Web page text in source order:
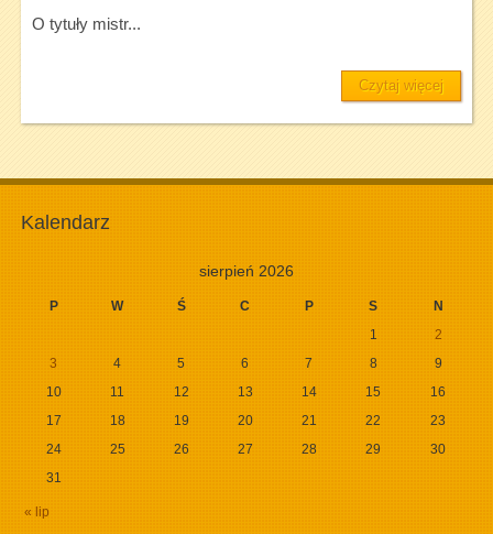
O tytuły mistr...
Czytaj więcej
Kalendarz
sierpień 2026
P W Ś C P S N
« lip
1
2
3
4 5 6 7 8
9
10
11 12 13 14 15
16
17
18 19 20 21 22
23
24
25 26 27 28 29
30
31